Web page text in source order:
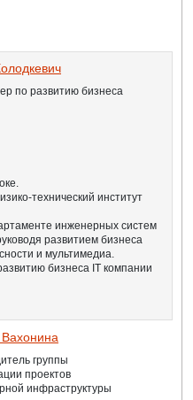
по развитию бизнеса
технический институт
инженерных систем
развитием бизнеса
и мультимедиа.
бизнеса IT компании
группы
проектов
инфраструктуры